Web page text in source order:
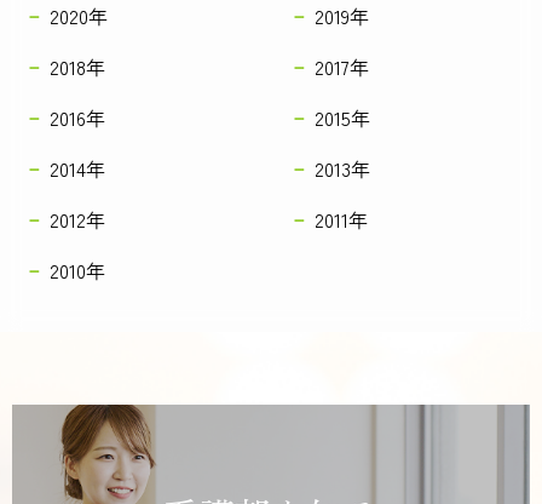
2020年
2019年
2018年
2017年
2016年
2015年
2014年
2013年
2012年
2011年
2010年